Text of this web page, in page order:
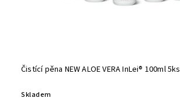
Čistící pěna NEW ALOE VERA InLei® 100ml 5ks
Skladem